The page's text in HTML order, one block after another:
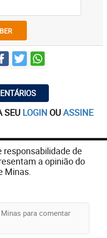
SEU LOGIN OUASSINE
responsabilidade de
a opinião do
Minas.